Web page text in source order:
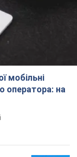
мобільні
оператора: на